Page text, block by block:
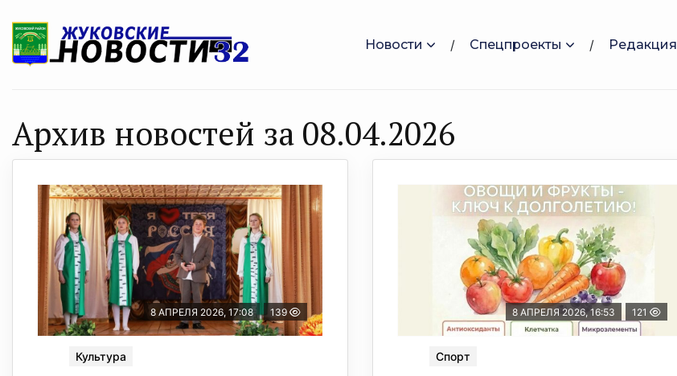
Новости Спецпроекты Редакция
Архив новостей за 08.04.2026
8 АПРЕЛЯ 2026, 17:08 139
Культура
8 АПРЕЛЯ 2026, 16:53 121
Спорт